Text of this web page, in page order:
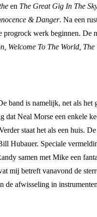
en The Great Gig In The
& Danger. Na een
progrock werk beginnen. De
Welcome To The World, The
band is namelijk, net als
dat Neal Morse een enkele
staat het als een huis.
Hubauer. Speciale
samen met Mike een
mij betreft vanavond de
de afwisseling in